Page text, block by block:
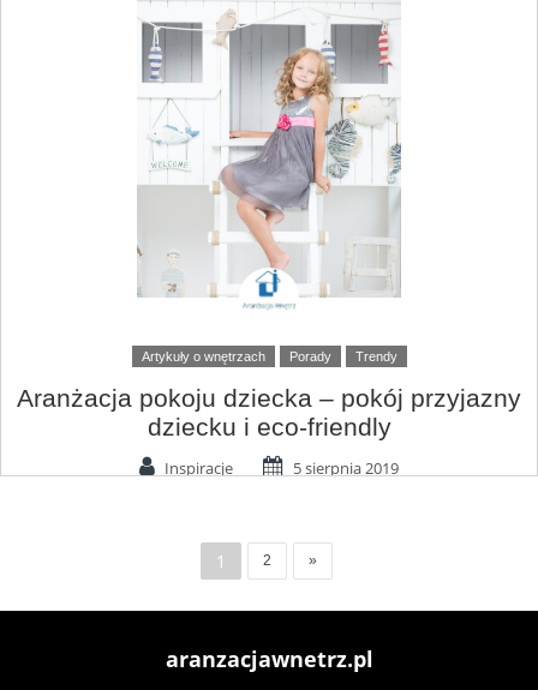
Artykuły o wnętrzach Porady Trendy
Aranżacja pokoju dziecka – pokój przyjazny
dziecku i eco-friendly
Inspiracje 5 sierpnia 2019
1 2 »
aranzacjawnetrz.pl